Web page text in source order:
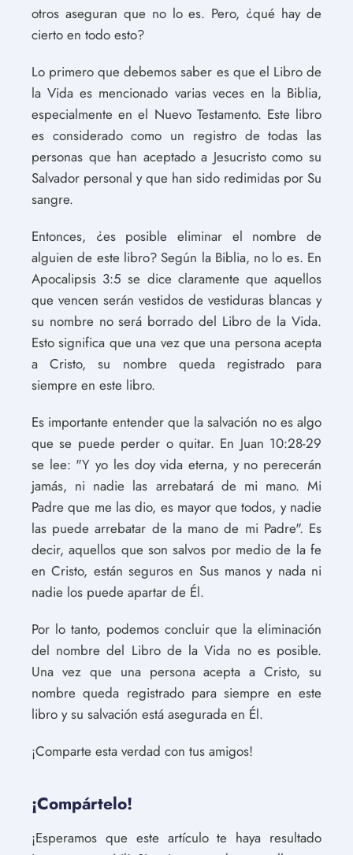
otros aseguran que no lo es. Pero, ¿qué hay de
cierto en todo esto?
Lo primero que debemos saber es que el Libro de
la Vida es mencionado varias veces en la Biblia,
especialmente en el Nuevo Testamento. Este libro
es considerado como un registro de todas las
personas que han aceptado a Jesucristo como su
Salvador personal y que han sido redimidas por Su
sangre.
Entonces, ¿es posible eliminar el nombre de
alguien de este libro? Según la Biblia, no lo es. En
Apocalipsis 3:5 se dice claramente que aquellos
que vencen serán vestidos de vestiduras blancas y
su nombre no será borrado del Libro de la Vida.
Esto significa que una vez que una persona acepta
a Cristo, su nombre queda registrado para
siempre en este libro.
Es importante entender que la salvación no es algo
que se puede perder o quitar. En Juan 10:28-29
se lee: "Y yo les doy vida eterna, y no perecerán
jamás, ni nadie las arrebatará de mi mano. Mi
Padre que me las dio, es mayor que todos, y nadie
las puede arrebatar de la mano de mi Padre". Es
decir, aquellos que son salvos por medio de la fe
en Cristo, están seguros en Sus manos y nada ni
nadie los puede apartar de Él.
Por lo tanto, podemos concluir que la eliminación
del nombre del Libro de la Vida no es posible.
Una vez que una persona acepta a Cristo, su
nombre queda registrado para siempre en este
libro y su salvación está asegurada en Él.
¡Comparte esta verdad con tus amigos!
¡Compártelo!
¡Esperamos que este artículo te haya resultado